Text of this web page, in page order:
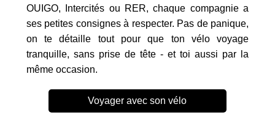
OUIGO, Intercités ou RER, chaque compagnie a
ses petites consignes à respecter. Pas de panique,
on te détaille tout pour que ton vélo voyage
tranquille, sans prise de tête - et toi aussi par la
même occasion.
Voyager avec son vélo